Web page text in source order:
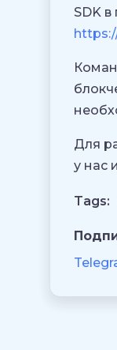
SDK
Для
у нас
Tags: